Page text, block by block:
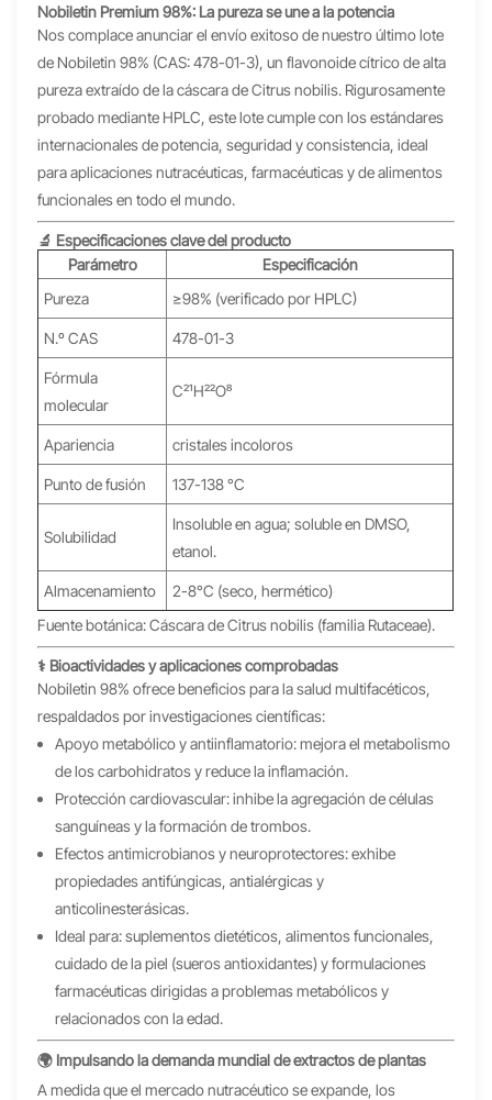
Nobiletin Premium 98%: La pureza se une a la potencia
Nos complace anunciar el envío exitoso de nuestro último lote
de Nobiletin 98% (CAS: 478-01-3), un flavonoide cítrico de alta
pureza extraído de la cáscara de Citrus nobilis. Rigurosamente
probado mediante HPLC, este lote cumple con los estándares
internacionales de potencia, seguridad y consistencia, ideal
para aplicaciones nutracéuticas, farmacéuticas y de alimentos
funcionales en todo el mundo.
🔬 Especificaciones clave del producto
Parámetro
Especificación
Pureza
≥98% (verificado por HPLC)
N.º CAS 478-01-3
Fórmula
molecular
C₂₁H₂₂O₈
Apariencia cristales incoloros
Punto de fusión 137-138 °C
Solubilidad
Insoluble en agua; soluble en DMSO,
etanol.
Almacenamiento
2-8°C (seco, hermético)
Fuente botánica: Cáscara de Citrus nobilis (familia Rutaceae).
⚕️ Bioactividades y aplicaciones comprobadas
Nobiletin 98% ofrece beneficios para la salud multifacéticos,
respaldados por investigaciones científicas:
Apoyo metabólico y antiinflamatorio: mejora el metabolismo
de los carbohidratos y reduce la inflamación.
Protección cardiovascular: inhibe la agregación de células
sanguíneas y la formación de trombos.
Efectos antimicrobianos y neuroprotectores: exhibe
propiedades antifúngicas, antialérgicas y
anticolinesterásicas.
Ideal para: suplementos dietéticos, alimentos funcionales,
cuidado de la piel (sueros antioxidantes) y formulaciones
farmacéuticas dirigidas a problemas metabólicos y
relacionados con la edad.
🌍 Impulsando la demanda mundial de extractos de plantas
A medida que el mercado nutracéutico se expande, los